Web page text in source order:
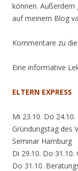
können. Außerdem
auf meinem Blog
Kommentare zu
Eine informative
ELTERN EXPRESS
Mi 23.10. Do
Gründungstag des
Seminar Hamburg
Di 29.10. Do 31.10.
Do 31.10.